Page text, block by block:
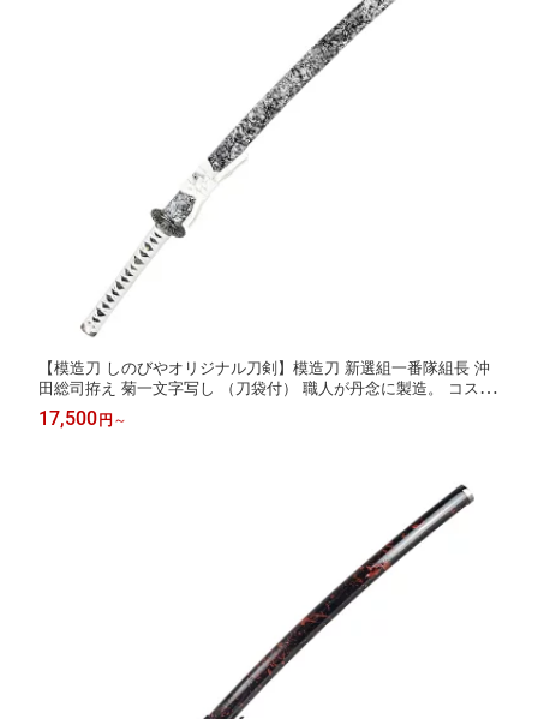
【模造刀 しのびやオリジナル刀剣】模造刀 新選組一番隊組長 沖
田総司拵え 菊一文字写し （刀袋付） 職人が丹念に製造。 コスプ
レのグッズとしても人気です。模造刀 日本刀 抜刀 新撰組 観賞用
クリーニングクロス付
17,500 円 ～